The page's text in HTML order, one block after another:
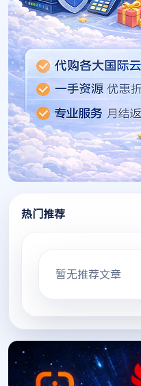
热门推荐
暂无推荐文章